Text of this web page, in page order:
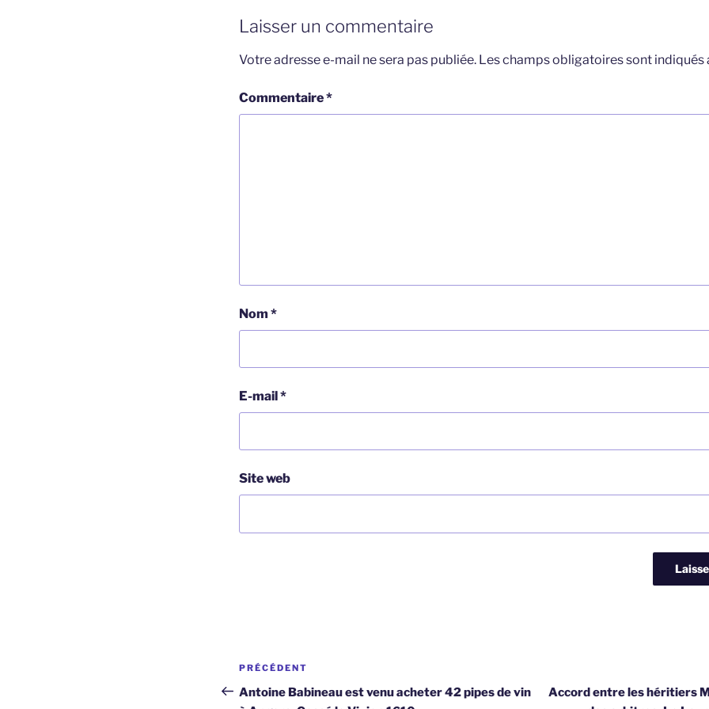
Laisser un commentaire
Votre adresse e-mail ne sera pas publiée. Les champs obligatoires sont indiqués
Commentaire*
Nom *
E-mail*
Site web
Navigation
de
Article
précédent
PRÉCÉDENT
Antoine Babineau est venu acheter 42 pipes de vin
Accord entre les héritiers